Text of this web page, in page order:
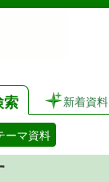
索 新着資料
ーマ資料